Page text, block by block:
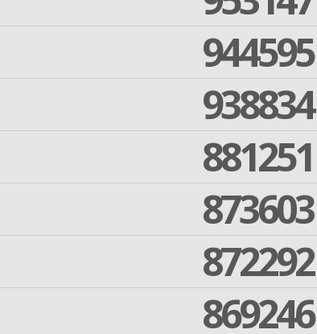
944595
938834
881251
873603
872292
869246